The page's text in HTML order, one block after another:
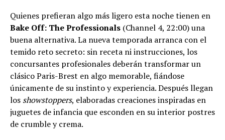
Quienes prefieran algo más ligero esta noche tienen en
Bake Off: The Professionals (Channel 4, 22:00) una
buena alternativa. La nueva temporada arranca con el
temido reto secreto: sin receta ni instrucciones, los
concursantes profesionales deberán transformar un
clásico Paris-Brest en algo memorable, fiándose
únicamente de su instinto y experiencia. Después llegan
los showstoppers, elaboradas creaciones inspiradas en
juguetes de infancia que esconden en su interior postres
de crumble y crema.